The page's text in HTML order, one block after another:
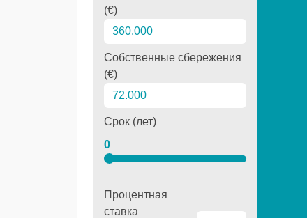
(€)
Собственные сбережения
(€)
Срок (лет)
0
Процентная
ставка